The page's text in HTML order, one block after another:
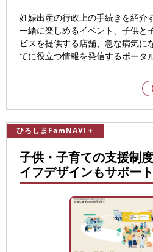
妊娠出産の行政上の手続きを紹介
一緒に楽しめるイベント、子供と
ビスを提供する店舗、急な病気に
てに役立つ情報を発信するポータ
ひろしまFamNAVI＋
子供・子育ての支援制
イフデザインもサポート